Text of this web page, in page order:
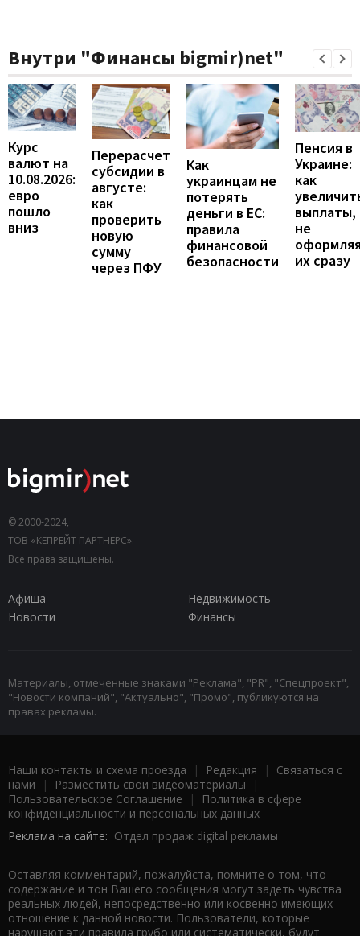
Внутри "Финансы bigmir)net"
Курс
валют на
10.08.2026:
евро
пошло
вниз
Перерасчет
субсидии в
августе:
как
проверить
новую
сумму
через ПФУ
Как
украинцам не
потерять
деньги в ЕС:
правила
финансовой
безопасности
Пенсия в
Украине:
как
выплаты,
не
их сразу
© 2000-2024,
ТОВ «КЕПРЕЙТ ПАРТНЕРС».
Все права защищены.
Афиша
Недвижимость
Новости
Финансы
Материалы, отмеченные знаками "Реклама", "PR", "Спецпроект",
"Новости компаний", "Актуально", "Промо", публикуются на
правах рекламы.
Наши контакты и схема проезда | Редакция | Связаться с
нами | Разместить свои видеоматериалы |
Пользовательское Соглашение |
Политика в сфере
конфиденциальности и персональных данных
Реклама на сайте: Отдел продаж digital рекламы
Оставляя комментарий, пожалуйста, помните о том, что
содержание и тон Вашего сообщения могут задеть чувства
реальных людей, непосредственно или косвенно имеющих
отношение к данной новости. Пользователи, которые
нарушают эти правила грубо или систематически, будут